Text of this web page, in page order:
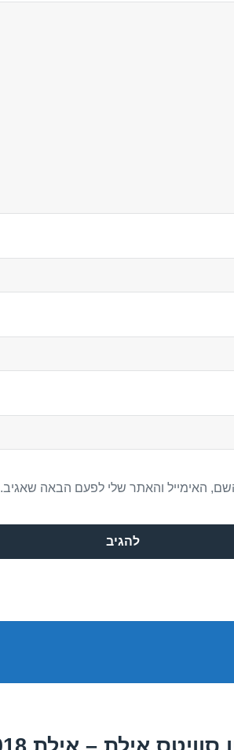
האימייל והאתר שלי לפעם הבאה שאגיב.